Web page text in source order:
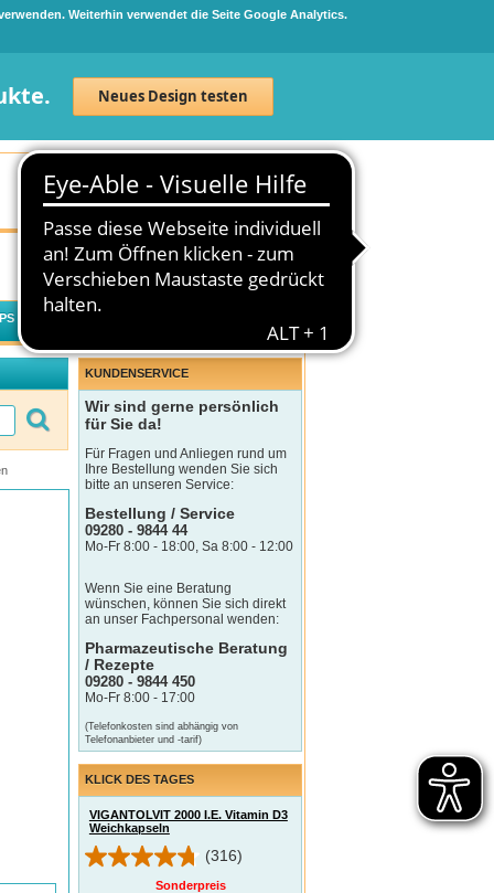
Weiterhin verwendet die Seite Google Analytics.
Neues Design testen
Neuanmeldung Anmelden
0 Artikel 0,00 €
KUNDENSERVICE
Wir sind gerne persönlich
für Sie da!
Für Fragen und Anliegen rund um
Ihre Bestellung wenden Sie sich
bitte an unseren Service:
Bestellung / Service
09280 - 9844 44
Mo-Fr 8:00 - 18:00, Sa 8:00 - 12:00
Wenn Sie eine Beratung
wünschen, können Sie sich direkt
an unser Fachpersonal wenden:
Pharmazeutische Beratung
/ Rezepte
09280 - 9844 450
Mo-Fr 8:00 - 17:00
(Telefonkosten sind abhängig von
Telefonanbieter und -tarif)
KLICK DES TAGES
VIGANTOLVIT 2000 I.E. Vitamin D3
Weichkapseln
(316)
Sonderpreis